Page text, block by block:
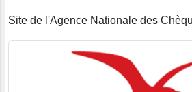
Site de l'Agence Nationale des